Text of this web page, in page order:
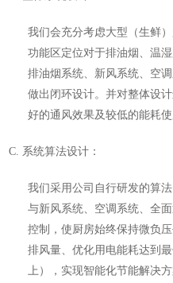
我们会充分考虑大型（生鲜
功能区定位对于排油烟、温
排油烟系统、新风系统、空
做出闭环设计。并对整体设
好的通风效果及较低的能耗使
C. 系统算法设计：
我们采用公司自行研发的算法
与新风系统、空调系统、全
控制，使厨房始终保持微负
排风量、优化用电能耗达到
上），实现智能化节能解决方